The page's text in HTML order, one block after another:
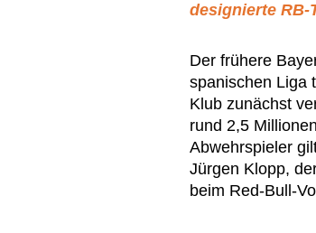
designierte RB-
Der frühere
spanischen Liga
Klub zunächst
rund 2,5
Abwehrspieler
Jürgen Klopp,
beim Red-Bull-